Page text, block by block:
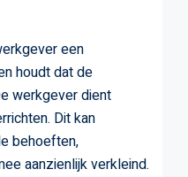
een
houdt dat de
werkgever dient
Dit kan
behoeften,
aanzienlijk verkleind.